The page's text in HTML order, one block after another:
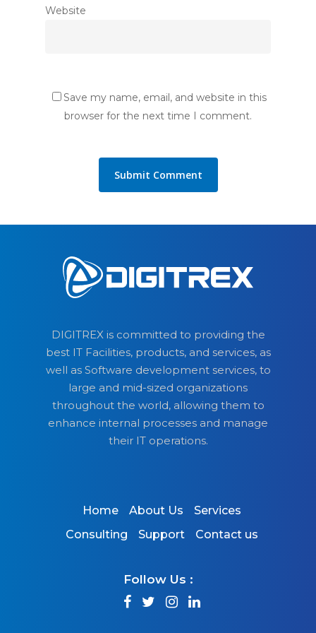
Website
Save my name, email, and website in this
browser for the next time I comment.
DIGITREX is committed to providing the
best IT Facilities, products, and services, as
well as Software development services, to
large and mid-sized organizations
throughout the world, allowing them to
enhance internal processes and manage
their IT operations.
Home About Us
Services
Consulting
Support Contact us
Follow Us :